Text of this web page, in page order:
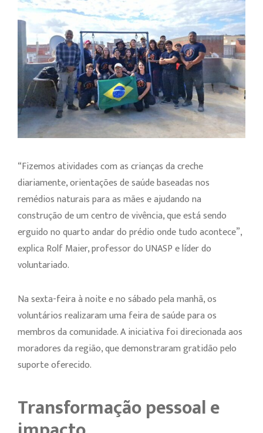
“Fizemos atividades com as crianças da creche
diariamente, orientações de saúde baseadas nos
remédios naturais para as mães e ajudando na
construção de um centro de vivência, que está sendo
erguido no quarto andar do prédio onde tudo acontece”,
explica Rolf Maier, professor do UNASP e líder do
voluntariado.
Na sexta-feira à noite e no sábado pela manhã, os
voluntários realizaram uma feira de saúde para os
membros da comunidade. A iniciativa foi direcionada aos
moradores da região, que demonstraram gratidão pelo
suporte oferecido.
Transformação pessoal e